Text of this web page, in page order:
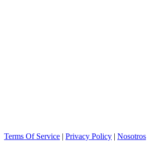
Terms Of Service | Privacy Policy | Nosotros